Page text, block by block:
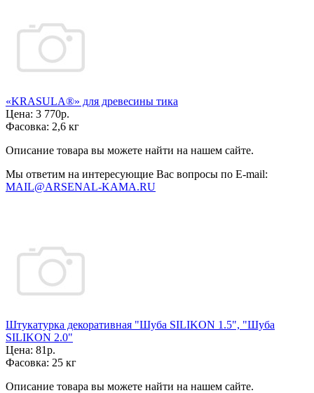
«KRASULA®» для древесины тика
Цена: 3 770р.
Фасовка: 2,6 кг
Описание товара вы можете найти на нашем сайте.
Мы ответим на интересующие Вас вопросы по E-mail:
MAIL@ARSENAL-KAMA.RU
Штукатурка декоративная "Шуба SILIKON 1.5", "Шуба
SILIKON 2.0"
Цена: 81р.
Фасовка: 25 кг
Описание товара вы можете найти на нашем сайте.